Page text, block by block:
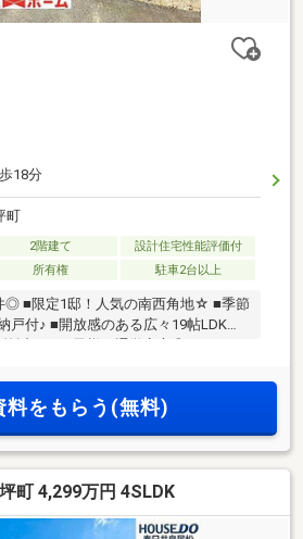
18分
町
2階建て
設計住宅性能評価付
所有権 駐車2台以上
◎ ■限定1邸！人気の南西角地☆ ■季節
戸付♪ ■開放感のある広々19帖LDK！
料をもらう(無料)
町 4,299万円 4SLDK